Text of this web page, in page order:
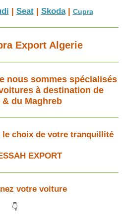
| Seat| Skoda| Cupra
Export Algerie
nous sommes spécialisés
à destination de
du Maghreb
le choix de votre tranquillité
EXPORT
votre voiture
👇